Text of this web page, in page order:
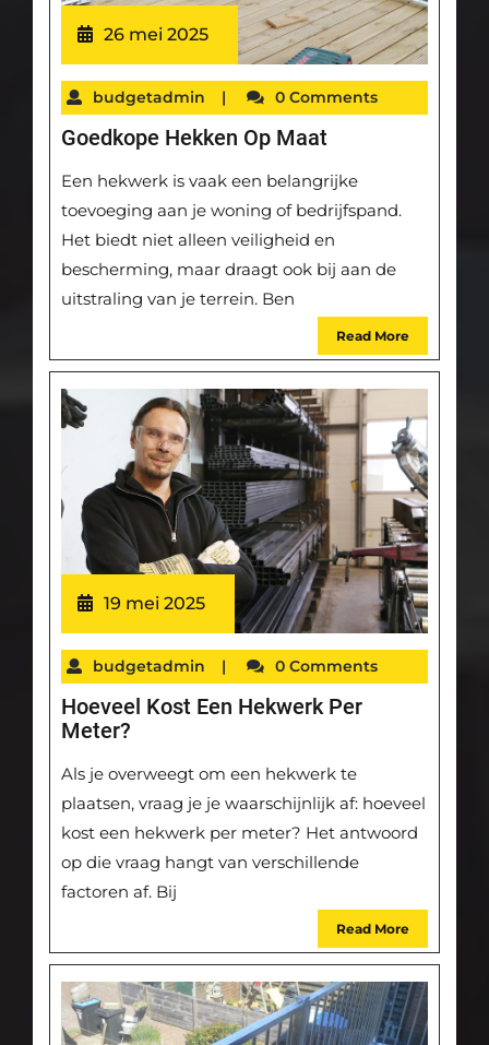
26 mei 2025
budgetadmin | 0 Comments
Goedkope Hekken Op Maat
Een hekwerk is vaak een belangrijke
toevoeging aan je woning of bedrijfspand.
Het biedt niet alleen veiligheid en
bescherming, maar draagt ook bij aan de
uitstraling van je terrein. Ben
Read More
19 mei 2025
budgetadmin | 0 Comments
Hoeveel Kost Een Hekwerk Per
Meter?
Als je overweegt om een hekwerk te
plaatsen, vraag je je waarschijnlijk af: hoeveel
kost een hekwerk per meter? Het antwoord
op die vraag hangt van verschillende
factoren af. Bij
Read More